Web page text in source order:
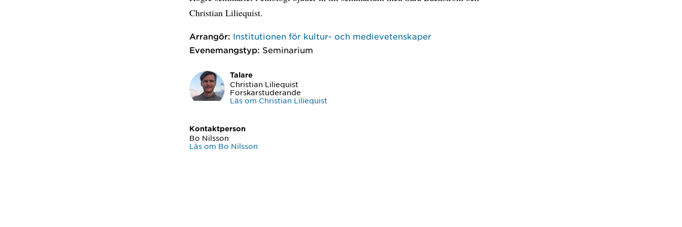
Christian Liliequist.
Arrangör: Institutionen för kultur- och medievetenskaper
Evenemangstyp: Seminarium
Talare
Christian Liliequist
Forskarstuderande
Läs om Christian Liliequist
Kontaktperson
Bo Nilsson
Läs om Bo Nilsson